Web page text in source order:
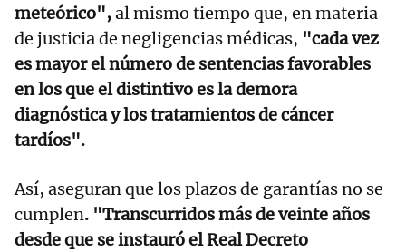
meteórico",al mismo tiempo que, en materia
de justicia de negligencias médicas, "cada vez
es mayor el número de sentencias favorables
en los que el distintivo es la demora
diagnóstica y los tratamientos de cáncer
tardíos".
Así, aseguran que los plazos de garantías no se
cumplen. "Transcurridos más de veinte años
desde que se instauró el Real Decreto